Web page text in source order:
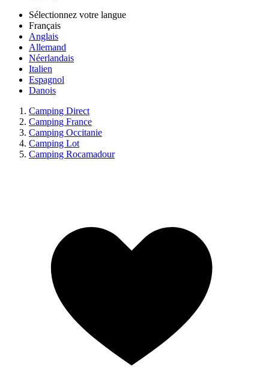
Sélectionnez votre langue
Français
Anglais
Allemand
Néerlandais
Italien
Espagnol
Danois
Camping Direct
Camping France
Camping Occitanie
Camping Lot
Camping Rocamadour